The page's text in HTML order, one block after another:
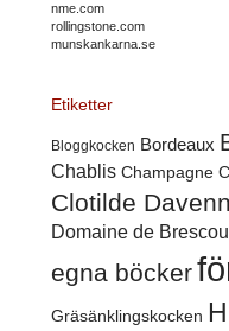
nme.com
rollingstone.com
munskankarna.se
Etiketter
Bloggkocken Bordeaux
Chablis Champagne
Clotilde
Domaine de Brescou
egna böcker
Gräsänklingskocken